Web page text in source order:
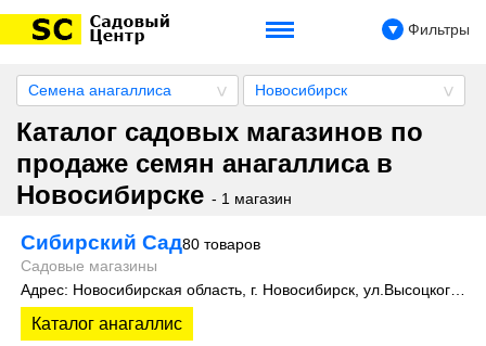
Фильтры
Семена анагаллиса Новосибирск
Каталог садовых магазинов по
продаже семян анагаллиса в
Новосибирске - 1 магазин
Сибирский Сад80 товаров
Садовые магазины
Каталог анагаллис